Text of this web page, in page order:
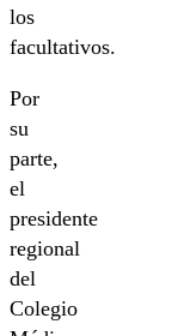
los
facultativos.
Por
su
parte,
el
presidente
regional
del
Colegio